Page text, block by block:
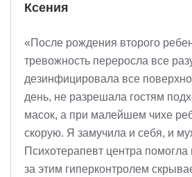
Ксения
«После рождения второго
тревожность переросла все
дезинфицировала все
день, не разрешала гостям
масок, а при малейшем чихе
скорую. Я замучила и себя, и
Психотерапевт центра помогла
за этим гиперконтролем